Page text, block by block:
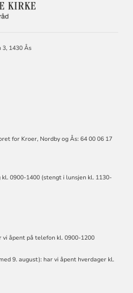
KONTAKTINFORMASJON
3, 1430 Ås
for Kroer, Nordby og Ås: 64 00 06 17
0900-1400 (stengt i lunsjen kl. 1130-
vi åpent på telefon kl. 0900-1200
9. august): har vi åpent hverdager kl.